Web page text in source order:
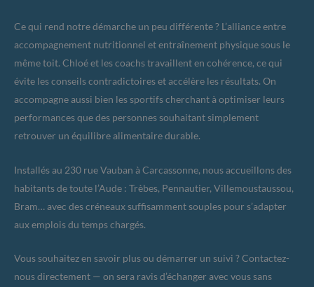
Ce qui rend notre démarche un peu différente ? L’alliance entre
accompagnement nutritionnel et entraînement physique sous le
même toit. Chloé et les coachs travaillent en cohérence, ce qui
évite les conseils contradictoires et accélère les résultats. On
accompagne aussi bien les sportifs cherchant à optimiser leurs
performances que des personnes souhaitant simplement
retrouver un équilibre alimentaire durable.
Installés au 230 rue Vauban à Carcassonne, nous accueillons des
habitants de toute l’Aude : Trèbes, Pennautier, Villemoustaussou,
Bram… avec des créneaux suffisamment souples pour s’adapter
aux emplois du temps chargés.
Vous souhaitez en savoir plus ou démarrer un suivi ? Contactez-
nous directement — on sera ravis d’échanger avec vous sans